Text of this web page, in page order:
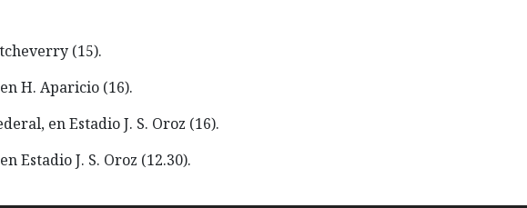
(15).
H. Aparicio (16).
en Estadio J. S. Oroz (16).
Estadio J. S. Oroz (12.30).